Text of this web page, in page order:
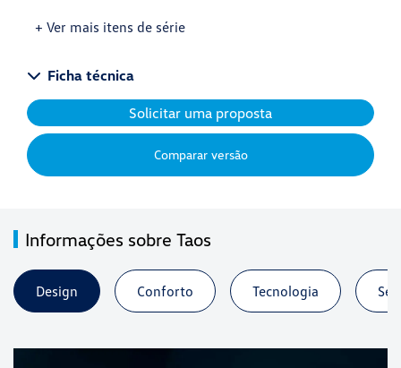
+ Ver mais itens de série
Ficha técnica
Solicitar uma proposta
Comparar versão
Informações sobre Taos
Design Conforto Tecnologia